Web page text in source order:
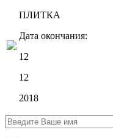
ПЛИТКА
Дата окончания:
12
12
2018